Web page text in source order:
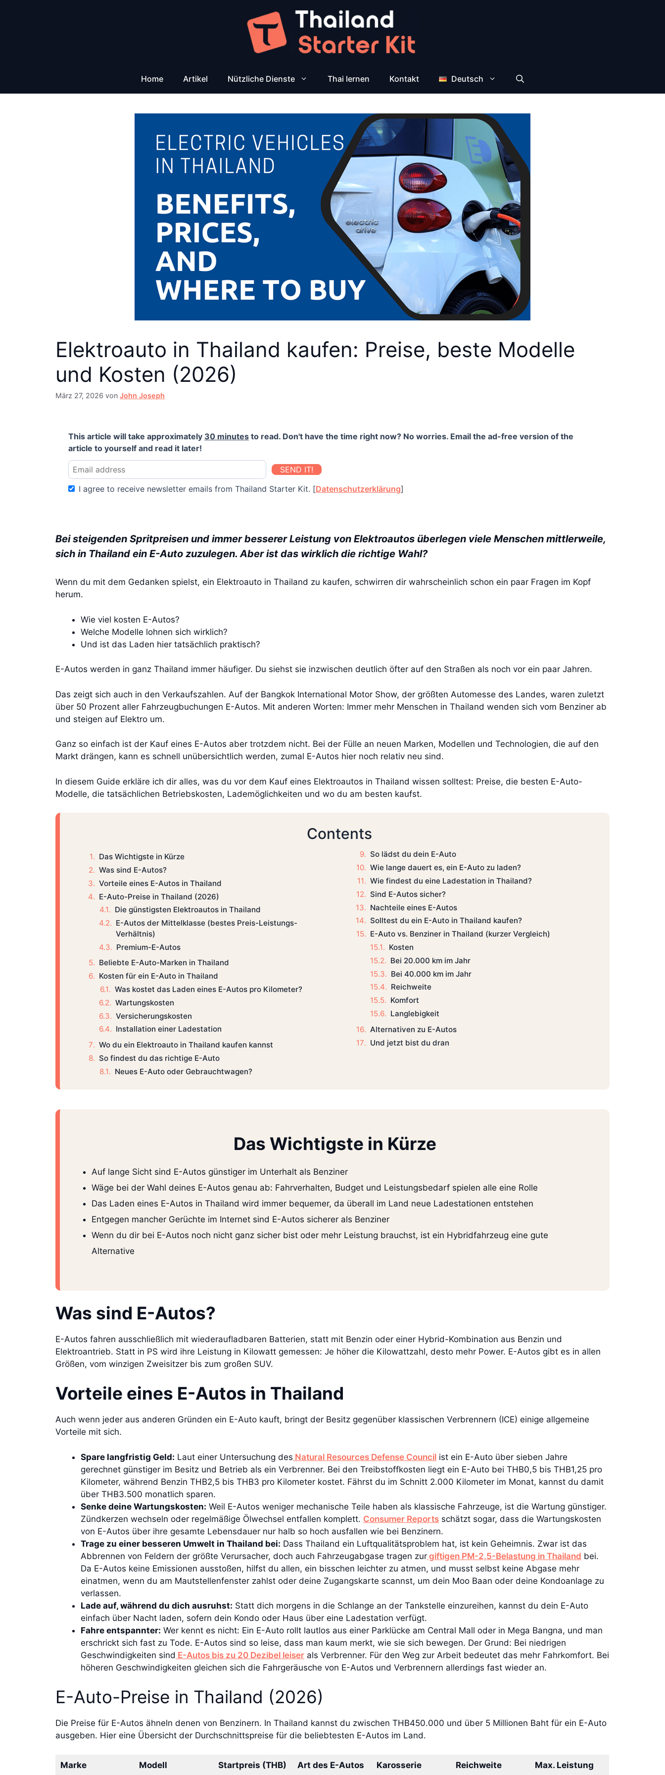
Home Artikel Nützliche Dienste Thai lernen Kontakt Deutsch
Elektroauto in Thailand kaufen: Preise, beste Modelle
und Kosten (2026)
März 27, 2026 von John Joseph
This article will take approximately 30 minutes to read. Don't have the time right now? No worries. Email the ad-free version of the
article to yourself and read it later!
SEND IT!
I agree to receive newsletter emails from Thailand Starter Kit. [Datenschutzerklärung]
Bei steigenden Spritpreisen und immer besserer Leistung von Elektroautos überlegen viele Menschen mittlerweile,
sich in Thailand ein E-Auto zuzulegen. Aber ist das wirklich die richtige Wahl?
Wenn du mit dem Gedanken spielst, ein Elektroauto in Thailand zu kaufen, schwirren dir wahrscheinlich schon ein paar Fragen im Kopf
herum.
Wie viel kosten E-Autos?
Welche Modelle lohnen sich wirklich?
Und ist das Laden hier tatsächlich praktisch?
E-Autos werden in ganz Thailand immer häufiger. Du siehst sie inzwischen deutlich öfter auf den Straßen als noch vor ein paar Jahren.
Das zeigt sich auch in den Verkaufszahlen. Auf der Bangkok International Motor Show, der größten Automesse des Landes, waren zuletzt
über 50 Prozent aller Fahrzeugbuchungen E-Autos. Mit anderen Worten: Immer mehr Menschen in Thailand wenden sich vom Benziner ab
und steigen auf Elektro um.
Ganz so einfach ist der Kauf eines E-Autos aber trotzdem nicht. Bei der Fülle an neuen Marken, Modellen und Technologien, die auf den
Markt drängen, kann es schnell unübersichtlich werden, zumal E-Autos hier noch relativ neu sind.
In diesem Guide erkläre ich dir alles, was du vor dem Kauf eines Elektroautos in Thailand wissen solltest: Preise, die besten E-Auto-
Modelle, die tatsächlichen Betriebskosten, Lademöglichkeiten und wo du am besten kaufst.
Contents
Das Wichtigste in Kürze
Was sind E-Autos?
Vorteile eines E-Autos in Thailand
E-Auto-Preise in Thailand (2026)
Die günstigsten Elektroautos in Thailand
E-Autos der Mittelklasse (bestes Preis-Leistungs-
Verhältnis)
Premium-E-Autos
Beliebte E-Auto-Marken in Thailand
Kosten für ein E-Auto in Thailand
Was kostet das Laden eines E-Autos pro Kilometer?
Wartungskosten
Versicherungskosten
Installation einer Ladestation
Wo du ein Elektroauto in Thailand kaufen kannst
So findest du das richtige E-Auto
Neues E-Auto oder Gebrauchtwagen?
So lädst du dein E-Auto
Wie lange dauert es, ein E-Auto zu laden?
Wie findest du eine Ladestation in Thailand?
Sind E-Autos sicher?
Nachteile eines E-Autos
Solltest du ein E-Auto in Thailand kaufen?
E-Auto vs. Benziner in Thailand (kurzer Vergleich)
Kosten
Bei 20.000 km im Jahr
Bei 40.000 km im Jahr
Reichweite
Komfort
Langlebigkeit
Alternativen zu E-Autos
Und jetzt bist du dran
Das Wichtigste in Kürze
Auf lange Sicht sind E-Autos günstiger im Unterhalt als Benziner
Wäge bei der Wahl deines E-Autos genau ab: Fahrverhalten, Budget und Leistungsbedarf spielen alle eine Rolle
Das Laden eines E-Autos in Thailand wird immer bequemer, da überall im Land neue Ladestationen entstehen
Entgegen mancher Gerüchte im Internet sind E-Autos sicherer als Benziner
Wenn du dir bei E-Autos noch nicht ganz sicher bist oder mehr Leistung brauchst, ist ein Hybridfahrzeug eine gute
Alternative
Was sind E-Autos?
E-Autos fahren ausschließlich mit wiederaufladbaren Batterien, statt mit Benzin oder einer Hybrid-Kombination aus Benzin und
Elektroantrieb. Statt in PS wird ihre Leistung in Kilowatt gemessen: Je höher die Kilowattzahl, desto mehr Power. E-Autos gibt es in allen
Größen, vom winzigen Zweisitzer bis zum großen SUV.
Vorteile eines E-Autos in Thailand
Auch wenn jeder aus anderen Gründen ein E-Auto kauft, bringt der Besitz gegenüber klassischen Verbrennern (ICE) einige allgemeine
Vorteile mit sich.
Spare langfristig Geld: Laut einer Untersuchung des Natural Resources Defense Council ist ein E-Auto über sieben Jahre
gerechnet günstiger im Besitz und Betrieb als ein Verbrenner. Bei den Treibstoffkosten liegt ein E-Auto bei THB0,5 bis THB1,25 pro
Kilometer, während Benzin THB2,5 bis THB3 pro Kilometer kostet. Fährst du im Schnitt 2.000 Kilometer im Monat, kannst du damit
über THB3.500 monatlich sparen.
Senke deine Wartungskosten: Weil E-Autos weniger mechanische Teile haben als klassische Fahrzeuge, ist die Wartung günstiger.
Zündkerzen wechseln oder regelmäßige Ölwechsel entfallen komplett. Consumer Reports schätzt sogar, dass die Wartungskosten
von E-Autos über ihre gesamte Lebensdauer nur halb so hoch ausfallen wie bei Benzinern.
Trage zu einer besseren Umwelt in Thailand bei: Dass Thailand ein Luftqualitätsproblem hat, ist kein Geheimnis. Zwar ist das
Abbrennen von Feldern der größte Verursacher, doch auch Fahrzeugabgase tragen zur giftigen PM-2,5-Belastung in Thailand bei.
Da E-Autos keine Emissionen ausstoßen, hilfst du allen, ein bisschen leichter zu atmen, und musst selbst keine Abgase mehr
einatmen, wenn du am Mautstellenfenster zahlst oder deine Zugangskarte scannst, um dein Moo Baan oder deine Kondoanlage zu
verlassen.
Lade auf, während du dich ausruhst: Statt dich morgens in die Schlange an der Tankstelle einzureihen, kannst du dein E-Auto
einfach über Nacht laden, sofern dein Kondo oder Haus über eine Ladestation verfügt.
Fahre entspannter: Wer kennt es nicht: Ein E-Auto rollt lautlos aus einer Parklücke am Central Mall oder in Mega Bangna, und man
erschrickt sich fast zu Tode. E-Autos sind so leise, dass man kaum merkt, wie sie sich bewegen. Der Grund: Bei niedrigen
Geschwindigkeiten sind E-Autos bis zu 20 Dezibel leiser als Verbrenner. Für den Weg zur Arbeit bedeutet das mehr Fahrkomfort. Bei
höheren Geschwindigkeiten gleichen sich die Fahrgeräusche von E-Autos und Verbrennern allerdings fast wieder an.
E-Auto-Preise in Thailand (2026)
Die Preise für E-Autos ähneln denen von Benzinern. In Thailand kannst du zwischen THB450.000 und über 5 Millionen Baht für ein E-Auto
ausgeben. Hier eine Übersicht der Durchschnittspreise für die beliebtesten E-Autos im Land.
Marke Modell Startpreis (THB) Art des E-Autos Karosserie Reichweite Max. Leistung